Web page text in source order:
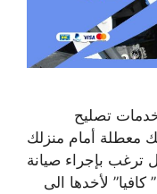
تصليح
معطلة أمام منزلك
ترغب بإجراء صيانة
لأخدها الى